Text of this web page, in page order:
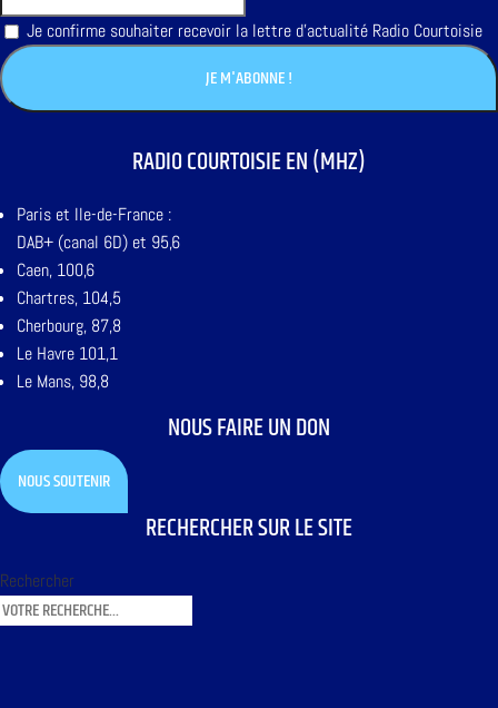
Je confirme souhaiter recevoir la lettre d'actualité Radio Courtoisie
RADIO COURTOISIE EN (MHZ)
Paris et Ile-de-France :
DAB+ (canal 6D) et 95,6
Caen, 100,6
Chartres, 104,5
Cherbourg, 87,8
Le Havre 101,1
Le Mans, 98,8
NOUS FAIRE UN DON
NOUS SOUTENIR
RECHERCHER SUR LE SITE
Rechercher